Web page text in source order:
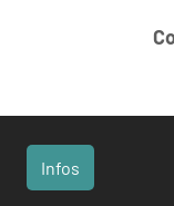
Infos